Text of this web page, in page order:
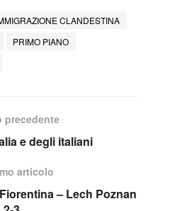
CLANDESTINA
PRIMO PIANO
precedente
e degli italiani
articolo
– Lech Poznan